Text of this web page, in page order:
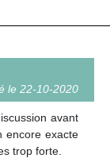
le 22-10-2020
avant
encore exacte
trop forte.